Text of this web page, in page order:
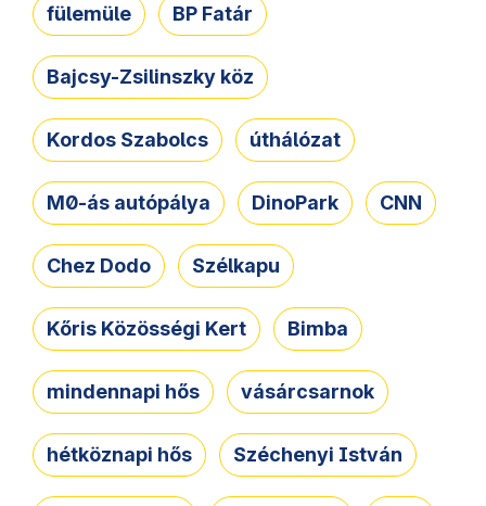
fülemüle BP Fatár
Bajcsy-Zsilinszky köz
Kordos Szabolcs úthálózat
M0-ás autópálya DinoPark CNN
Chez Dodo Szélkapu
Kőris Közösségi Kert Bimba
mindennapi hős vásárcsarnok
hétköznapi hős Széchenyi István